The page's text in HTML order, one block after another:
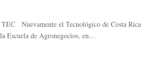
Nuevamente el Tecnológico de Costa Rica
Escuela de Agronegocios, en…